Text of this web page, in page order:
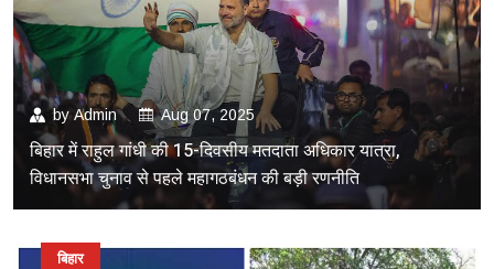
byAdmin Aug 07, 2025
बिहार में राहुल गांधी की 15-दिवसीय मतदाता अधिकार यात्रा,
विधानसभा चुनाव से पहले महागठबंधन की बड़ी रणनीति
बिहार